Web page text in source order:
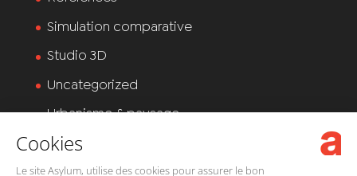
Cookies
Le site Asylum, utilise des cookies pour assurer le bon
Simulation comparative
Studio 3D
Uncategorized
Urbanisme & paysage
Visite virtuelle